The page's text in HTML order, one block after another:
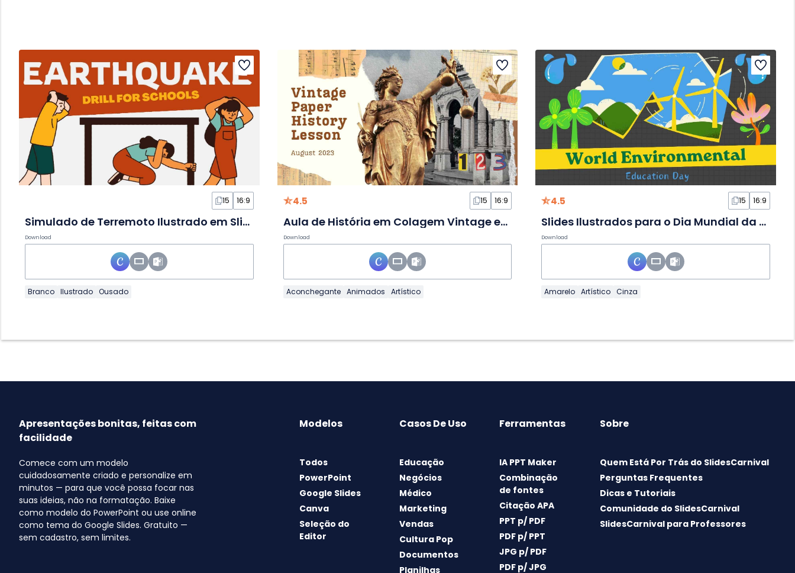
15 16:9
Simulado de Terremoto Ilustrado em Slides
Download
Branco Ilustrado Ousado
4.5 15 16:9
Aula de História em Colagem Vintage em Slides
Download
Aconchegante Animados Artístico
4.5 15 16:9
Slides Ilustrados para o Dia Mundial da Educação Ambiental
Download
Amarelo Artístico Cinza
Apresentações bonitas, feitas com
facilidade
Comece com um modelo
cuidadosamente criado e personalize em
minutos — para que você possa focar nas
suas ideias, não na formatação. Baixe
como modelo do PowerPoint ou use online
como tema do Google Slides. Gratuito —
sem cadastro, sem limites.
Modelos
Todos
PowerPoint
Google Slides
Canva
Seleção do
Editor
Casos De Uso
Educação
Negócios
Médico
Marketing
Vendas
Cultura Pop
Documentos
Planilhas
Ferramentas
IA PPT Maker
Combinação
de fontes
Citação APA
PPT p/ PDF
PDF p/ PPT
JPG p/ PDF
PDF p/ JPG
Sobre
Quem Está Por Trás do SlidesCarnival
Perguntas Frequentes
Dicas e Tutoriais
Comunidade do SlidesCarnival
SlidesCarnival para Professores